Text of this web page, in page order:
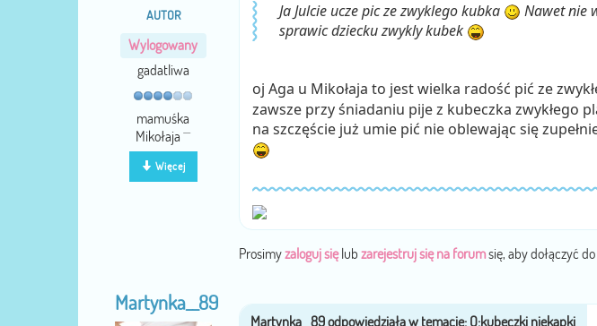
AUTOR
Wylogowany
gadatliwa
mamuśka
Mikołaja ^^
Więcej
Ja Julcie ucze pic ze zwyklego kubka
Nawet nie
sprawic dziecku zwykly kubek
oj Aga u Mikołaja to jest wielka radość pić ze
zawsze przy śniadaniu pije z kubeczka zwykłego
na szczęście już umie pić nie oblewając się
Prosimyzaloguj sięlub zarejestruj się na forumsię, aby dołączyć
Martynka__89